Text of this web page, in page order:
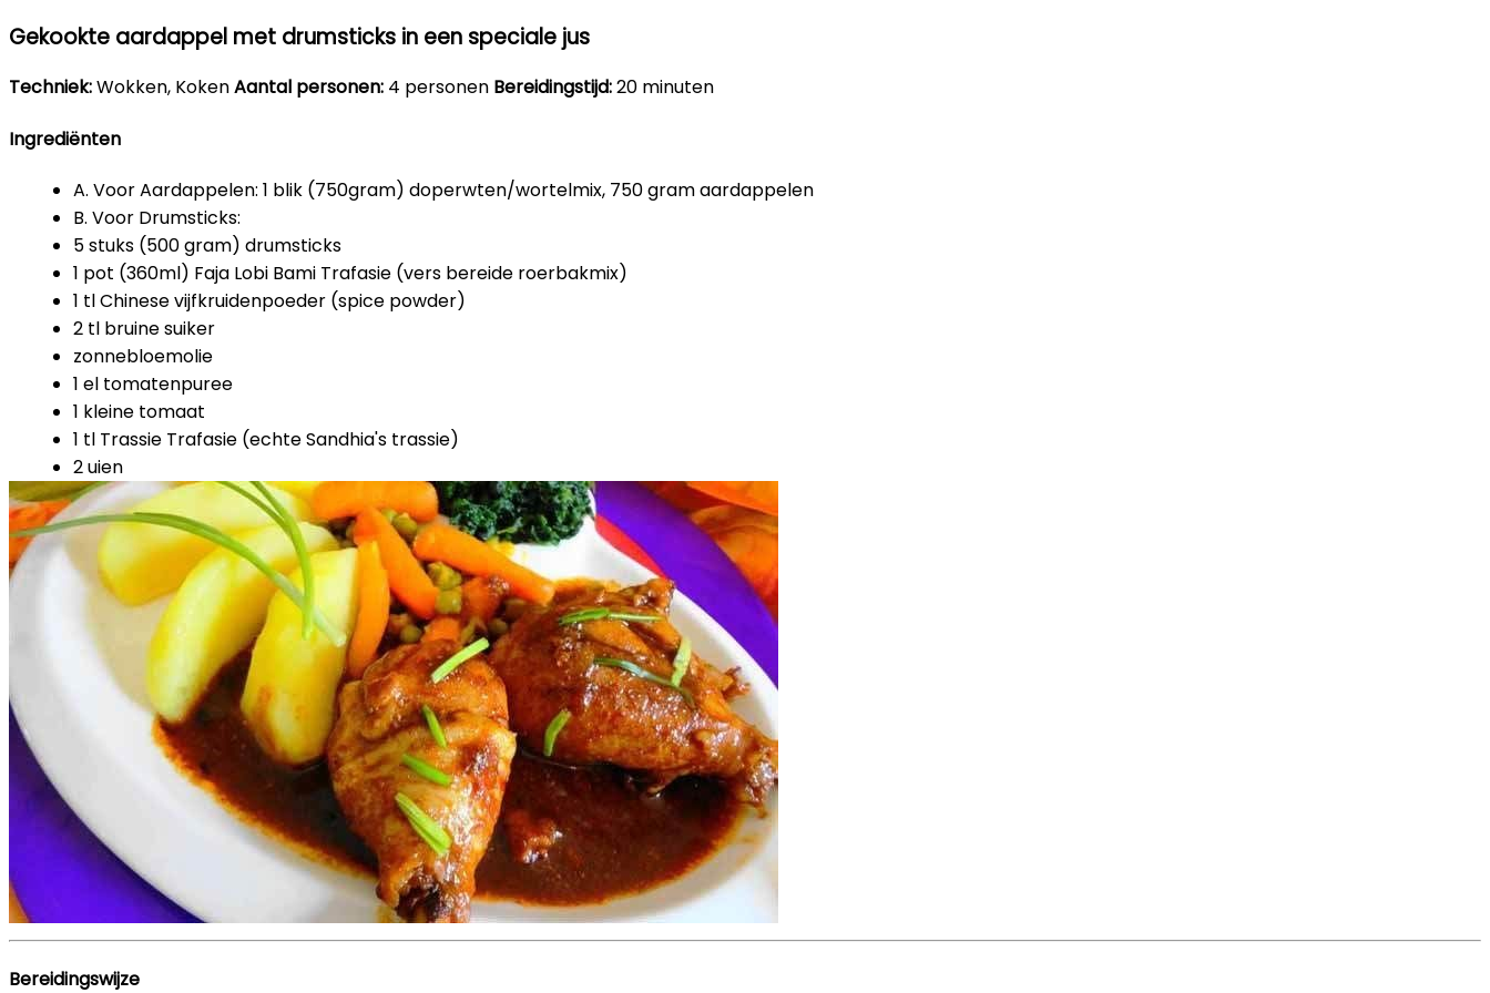
Gekookte aardappel met drumsticks in een speciale jus
Techniek:Wokken, KokenAantal personen: 4 personen Bereidingstijd:20 minuten
Ingrediënten
A. Voor Aardappelen: 1 blik (750gram) doperwten/wortelmix, 750 gram aardappelen
B. Voor Drumsticks:
5 stuks (500 gram) drumsticks
1 pot (360ml) Faja Lobi Bami Trafasie (vers bereide roerbakmix)
1 tl Chinese vijfkruidenpoeder (spice powder)
2 tl bruine suiker
zonnebloemolie
1 el tomatenpuree
1 kleine tomaat
1 tl Trassie Trafasie (echte Sandhia's trassie)
2 uien
Bereidingswijze